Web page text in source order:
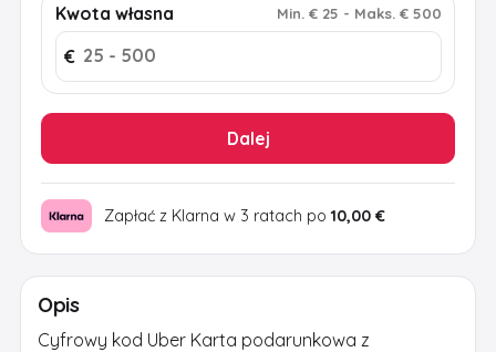
Kwota własna Min. € 25 - Maks. € 500
€
Dalej
Zapłać z Klarna w 3 ratach po 10,00 €
Opis
Cyfrowy kod Uber Karta podarunkowa z